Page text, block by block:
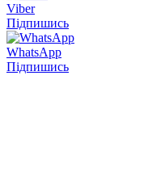
Viber
Підпишись
WhatsApp
Підпишись